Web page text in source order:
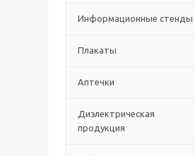
Информационные стенды
Плакаты
Аптечки
Диэлектрическая
продукция